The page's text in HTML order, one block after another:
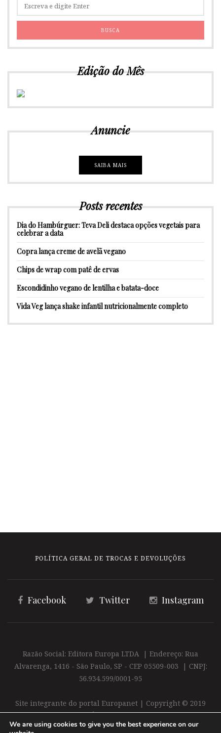
Edição do Mês
Anuncie
SAIBA MAIS
Posts recentes
Dia do Hambúrguer: Teva Deli destaca opções vegetais para
celebrar a data
Copra lança creme de avelã vegano
Chips de wrap com patê de ervas
Escondidinho vegano de lentilha e batata-doce
Vida Veg lança shake infantil nutricionalmente completo
POLÍTICA GERAL DE TROCAS E DEVOLUÇÕES
Facebook Twitter Instagram
Razão Social: Editora Europa LTDA | Endereço: Rua
Alvarenga, 1416 - São Paulo, SP - CEP 05509-003 | CNPJ:
56.934.599/0001-95
Site integrante do portal Europanet | Copyright © 2019
Editora Europa Ltda. É proibida a reprodução total ou
parcial do conteúdo deste site
We are using cookies to give you the best experience on our